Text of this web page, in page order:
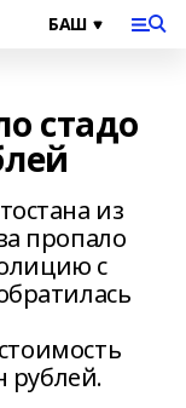
стадо
из
пропало
с
рублей.